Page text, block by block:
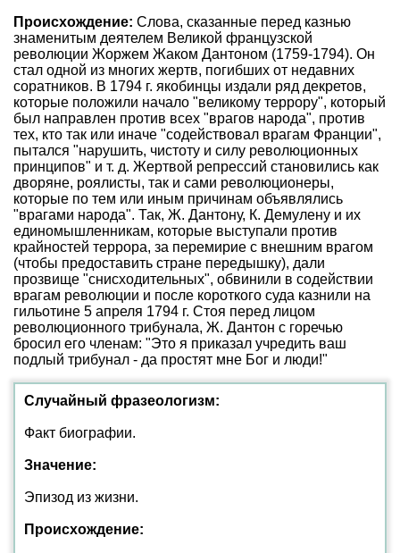
Происхождение: Слова, сказанные перед казнью
знаменитым деятелем Великой французской
революции Жоржем Жаком Дантоном (1759-1794). Он
стал одной из многих жертв, погибших от недавних
соратников. В 1794 г. якобинцы издали ряд декретов,
которые положили начало "великому террору", который
был направлен против всех "врагов народа", против
тех, кто так или иначе "содействовал врагам Франции",
пытался "нарушить, чистоту и силу революционных
принципов" и т. д. Жертвой репрессий становились как
дворяне, роялисты, так и сами революционеры,
которые по тем или иным причинам объявлялись
"врагами народа". Так, Ж. Дантону, К. Демулену и их
единомышленникам, которые выступали против
крайностей террора, за перемирие с внешним врагом
(чтобы предоставить стране передышку), дали
прозвище "снисходительных", обвинили в содействии
врагам революции и после короткого суда казнили на
гильотине 5 апреля 1794 г. Стоя перед лицом
революционного трибунала, Ж. Дантон с горечью
бросил его членам: "Это я приказал учредить ваш
подлый трибунал - да простят мне Бог и люди!"
Случайный фразеологизм:
Факт биографии.
Значение:
Эпизод из жизни.
Происхождение: